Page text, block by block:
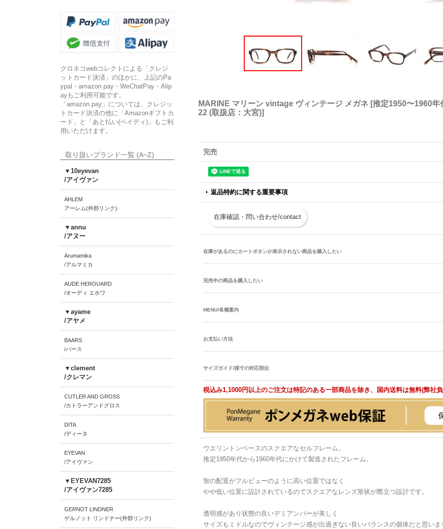
MARINE マリーン vintage ヴィンテージ メガネ [推定1950〜1960
22 (取扱店：大宮)]
完売
返品特約に関する重要事項
在庫確認・問い合わせ/contact
在庫があるのにカートボタンが表示されない商品を購入したい
完売中の商品を購入したい
MENU/各種案内
お支払い方法
サイズガイド/採寸の対応部位
税込み1,1000円以上のご注文は特記のある一部商品を除き、国内送料は無料(弊社
ウエリントンベースのスクエアなセルフレーム。
推定1950年代から1960年代にかけて製造されたフレーム。
智の配置がフルビューのように高い位置ではなく
やや低い位置に設計されているのでスクエアなレンズ形状が際立つ設計です。
透明感があり状態の良いデミアンバーが美しく
サイズもミドルなのでヴィンテージ感が出過ぎない良いバランスの個体だと思いま
クロネコwebコレクトによる「クレジ
ットカード決済」のほかに、上記のPa
ypal・amazon pay・WeChatPay・Alip
ayもご利用可能です。
「amazon pay」については、クレジッ
トカード決済の他に「Amazonギフトカ
ード」と「あと払い(ペイディ)」もご利
用いただけます。
取り扱いブランド一覧 (A~Z)
▼10eyevan
/アイヴァン
AHLEM
アーレム(外部リンク)
▼annu
/アヌー
Arumamika
/アルマミカ
AUDE HEROUARD
/オーディ エホワ
▼ayame
/アヤメ
BAARS
/バース
▼clement
/クレマン
CUTLER AND GROSS
/カトラーアンドグロス
DITA
/ディータ
EYEVAN
/アイヴァン
▼EYEVAN7285
/アイヴァン7285
GERNOT LINDNER
ゲルノット リンドナー(外部リンク)